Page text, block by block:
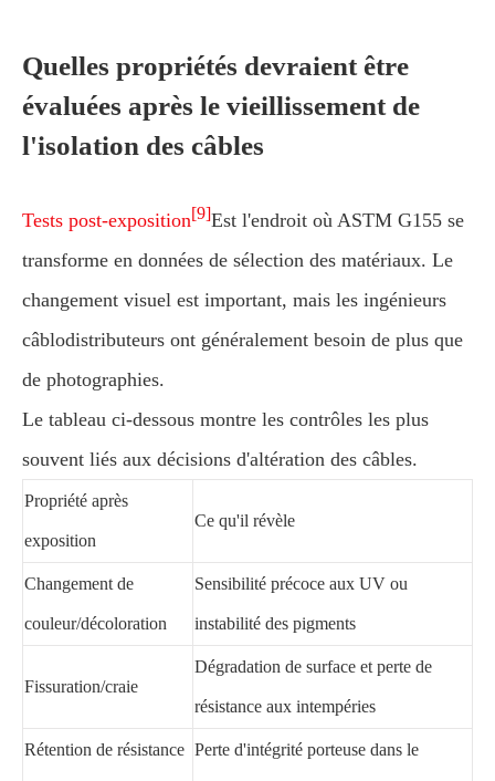
Quelles propriétés devraient être
évaluées après le vieillissement de
l'isolation des câbles
Tests post-exposition[9]Est l'endroit où ASTM G155 se
transforme en données de sélection des matériaux. Le
changement visuel est important, mais les ingénieurs
câblodistributeurs ont généralement besoin de plus que
de photographies.
Le tableau ci-dessous montre les contrôles les plus
souvent liés aux décisions d'altération des câbles.
Propriété après
exposition
Ce qu'il révèle
Changement de
couleur/décoloration
Sensibilité précoce aux UV ou
instabilité des pigments
Fissuration/craie
Dégradation de surface et perte de
résistance aux intempéries
Rétention de résistance Perte d'intégrité porteuse dans le